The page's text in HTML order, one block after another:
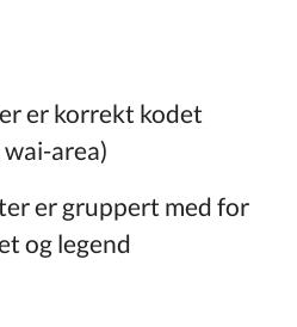
er korrekt kodet
area)
er gruppert med for
og legend